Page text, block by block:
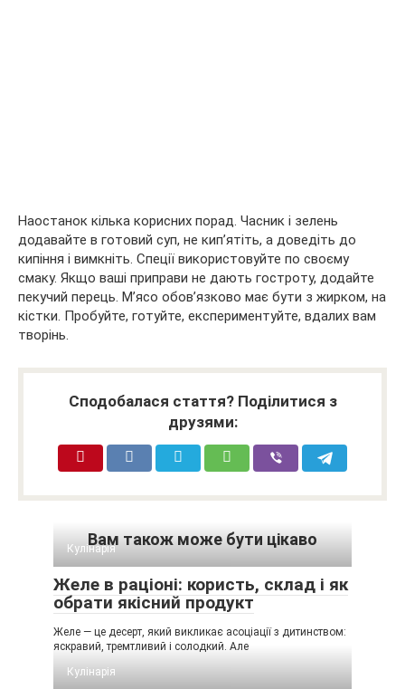
Наостанок кілька корисних порад. Часник і зелень
додавайте в готовий суп, не кип’ятіть, а доведіть до
кипіння і вимкніть. Спеції використовуйте по своєму
смаку. Якщо ваші приправи не дають гостроту, додайте
пекучий перець. М’ясо обов’язково має бути з жирком, на
кістки. Пробуйте, готуйте, експериментуйте, вдалих вам
творінь.
Сподобалася стаття? Поділитися з
друзями:
Вам також може бути цікаво
Кулінарія
Желе в раціоні: користь, склад і як
обрати якісний продукт
Желе — це десерт, який викликає асоціації з дитинством:
яскравий, тремтливий і солодкий. Але
Кулінарія